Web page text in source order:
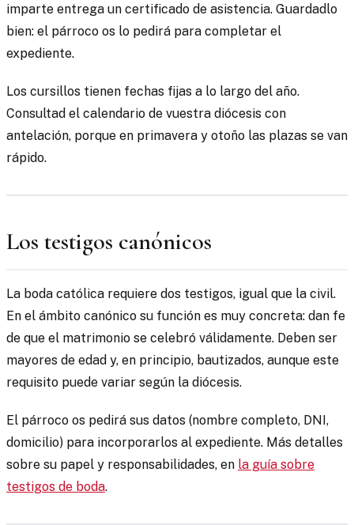
imparte entrega un certificado de asistencia. Guardadlo
bien: el párroco os lo pedirá para completar el
expediente.
Los cursillos tienen fechas fijas a lo largo del año.
Consultad el calendario de vuestra diócesis con
antelación, porque en primavera y otoño las plazas se van
rápido.
Los testigos canónicos
La boda católica requiere dos testigos, igual que la civil.
En el ámbito canónico su función es muy concreta: dan fe
de que el matrimonio se celebró válidamente. Deben ser
mayores de edad y, en principio, bautizados, aunque este
requisito puede variar según la diócesis.
El párroco os pedirá sus datos (nombre completo, DNI,
domicilio) para incorporarlos al expediente. Más detalles
sobre su papel y responsabilidades, en la guía sobre
testigos de boda.